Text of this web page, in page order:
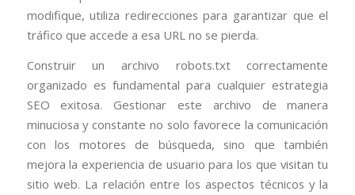
modifique, utiliza redirecciones para garantizar que el
tráfico que accede a esa URL no se pierda.
Construir un archivo robots.txt correctamente
organizado es fundamental para cualquier estrategia
SEO exitosa. Gestionar este archivo de manera
minuciosa y constante no solo favorece la comunicación
con los motores de búsqueda, sino que también
mejora la experiencia de usuario para los que visitan tu
sitio web. La relación entre los aspectos técnicos y la